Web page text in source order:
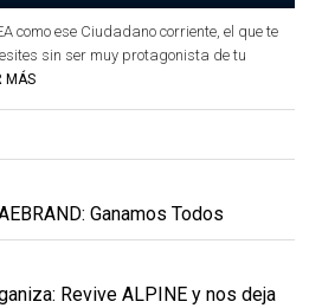
como ese Ciudadano corriente, el que te
sin ser muy protagonista de tu
MÁS
Ganamos Todos
Revive ALPINE y nos deja